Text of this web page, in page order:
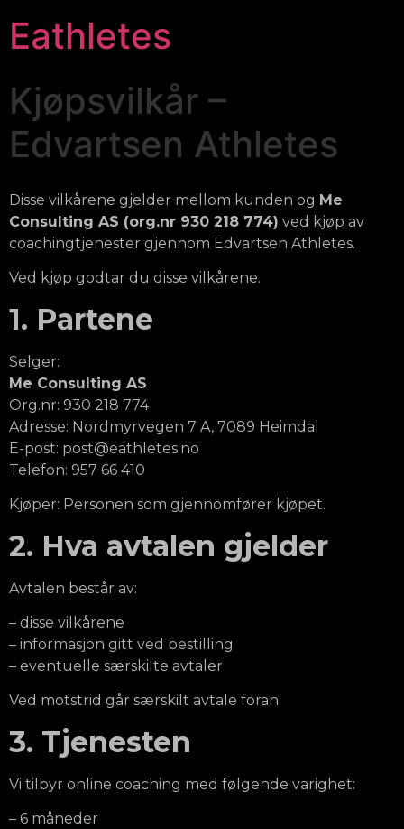
Eathletes
Kjøpsvilkår –
Edvartsen Athletes
Disse vilkårene gjelder mellom kunden og Me
Consulting AS (org.nr 930 218 774) ved kjøp av
coachingtjenester gjennom Edvartsen Athletes.
Ved kjøp godtar du disse vilkårene.
1. Partene
Selger:
Me Consulting AS
Org.nr: 930 218 774
Adresse: Nordmyrvegen 7 A, 7089 Heimdal
E-post: post@eathletes.no
Telefon: 957 66 410
Kjøper: Personen som gjennomfører kjøpet.
2. Hva avtalen gjelder
Avtalen består av:
– disse vilkårene
– informasjon gitt ved bestilling
– eventuelle særskilte avtaler
Ved motstrid går særskilt avtale foran.
3. Tjenesten
Vi tilbyr online coaching med følgende varighet:
– 6 måneder